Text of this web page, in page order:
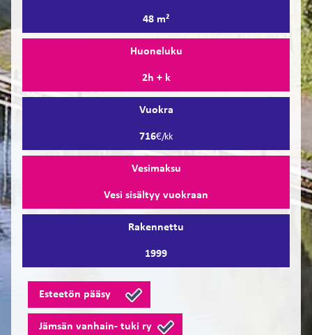
48 m²
Huoneluku
2h + k
Vuokra
716€/kk
Vesimaksu
Vesi sisältyy vuokraan
Rakennettu
1999
Esteetön pääsy
Jämsän vanhain- ­­tuki ry